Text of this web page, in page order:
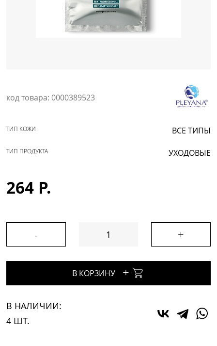
код товара: 0000389523
ВСЕ ТИПЫ
ТИП КОЖИ
УХОДОВЫЕ
ТИП ПРОДУКТА
264 Р.
- +
В КОРЗИНУ +
В НАЛИЧИИ:
4 ШТ.